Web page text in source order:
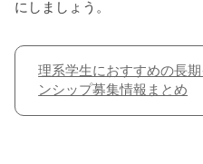
にしましょう。
理系学生におすすめの長
ンシップ募集情報まとめ